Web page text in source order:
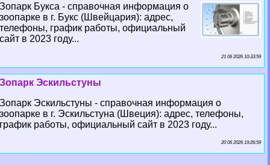
Зопарк Букса - справочная информация о
зоопарке в г. Букс (Швейцария): адрес,
телефоны, график работы, официальный
сайт в 2023 году...
21 06 2026 10:33:59
Зопарк Эскильстуны
Зопарк Эскильстуны - справочная информация о
зоопарке в г. Эскильстуна (Швеция): адрес, телефоны,
график работы, официальный сайт в 2023 году...
20 06 2026 19:26:59